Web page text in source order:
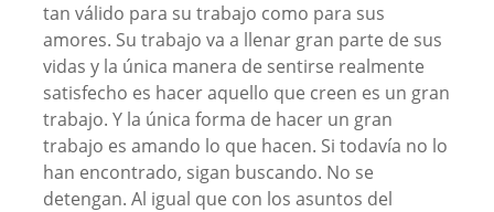
tan válido para su trabajo como para sus
amores. Su trabajo va a llenar gran parte de sus
vidas y la única manera de sentirse realmente
satisfecho es hacer aquello que creen es un gran
trabajo. Y la única forma de hacer un gran
trabajo es amando lo que hacen. Si todavía no lo
han encontrado, sigan buscando. No se
detengan. Al igual que con los asuntos del